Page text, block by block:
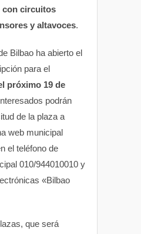
con circuitos
y altavoces.
Bilbao ha abierto el
para el
próximo 19 de
podrán
de la plaza a
web municipal
el teléfono de
010/944010010 y
«Bilbao
que será